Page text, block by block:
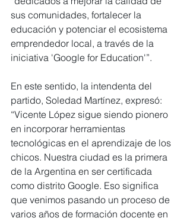
sus comunidades, fortalecer la
educación y potenciar el ecosistema
emprendedor local, a través de la
iniciativa 'Google for Education'”.
En este sentido, la intendenta del
partido, Soledad Martínez, expresó:
“Vicente López sigue siendo pionero
en incorporar herramientas
tecnológicas en el aprendizaje de los
chicos. Nuestra ciudad es la primera
de la Argentina en ser certificada
como distrito Google. Eso significa
que venimos pasando un proceso de
varios años de formación docente en